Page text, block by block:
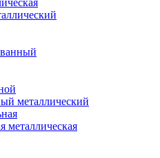
металлический
металлическая